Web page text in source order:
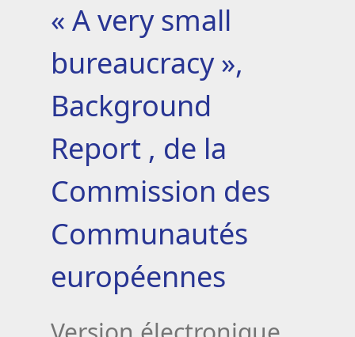
« A very small
bureaucracy »,
Background
Report , de la
Commission des
Communautés
européennes